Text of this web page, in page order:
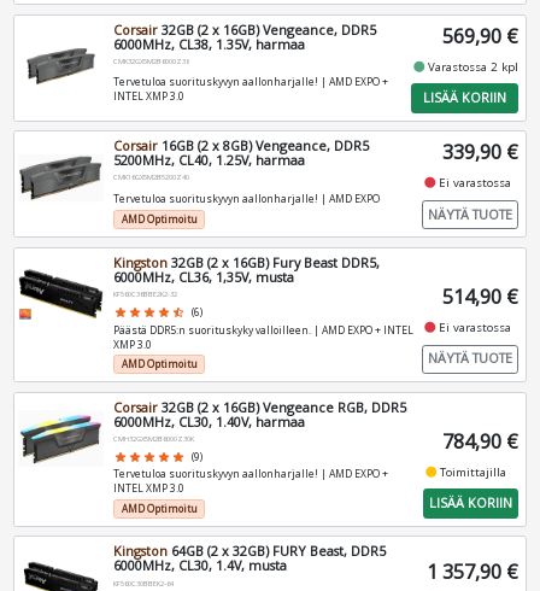
Corsair 32GB (2 x 16GB) Vengeance, DDR5
6000MHz, CL38, 1.35V, harmaa
CMK32GX5M2B6000Z38
Tervetuloa suorituskyvyn aallonharjalle! | AMD EXPO +
INTEL XMP 3.0
569,90 €
fiber_manual_recordVarastossa 2 kpl
LISÄÄ KORIIN
Corsair 16GB (2 x 8GB) Vengeance, DDR5
5200MHz, CL40, 1.25V, harmaa
CMK16GX5M2B5200Z40
Tervetuloa suorituskyvyn aallonharjalle! | AMD EXPO
AMD Optimoitu
339,90 €
fiber_manual_record Ei varastossa
NÄYTÄ TUOTE
Kingston 32GB (2 x 16GB) Fury Beast DDR5,
6000MHz, CL36, 1,35V, musta
KF560C36BBE2K2-32
star star star star star_half (6)
Päästä DDR5:n suorituskyky valloilleen. | AMD EXPO + INTEL
XMP 3.0
AMD Optimoitu
514,90 €
fiber_manual_record Ei varastossa
NÄYTÄ TUOTE
Corsair 32GB (2 x 16GB) Vengeance RGB, DDR5
6000MHz, CL30, 1.40V, harmaa
CMH32GX5M2B6000Z30K
star star star star star (9)
Tervetuloa suorituskyvyn aallonharjalle! | AMD EXPO +
INTEL XMP 3.0
AMD Optimoitu
784,90 €
fiber_manual_recordToimittajilla
LISÄÄ KORIIN
Kingston 64GB (2 x 32GB) FURY Beast, DDR5
6000MHz, CL30, 1.4V, musta
KF560C30BBEK2-64 1 357,90 €